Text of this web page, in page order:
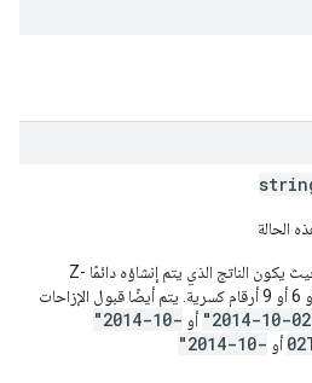
الحالة
يستخدم هذا النوع RFC 3339، حيث يكون الناتج الذي يتم إنشاؤه دائمًا Z-
normalized ويستخدم 0 أو 3 أو 6 أو 9 أرقام كسرية. يتم أيضًا قبول الإزاحات
"2014-10- أو "2014-10-
أو "2014-10-